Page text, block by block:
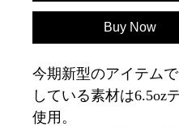
Buy Now
今期新型のアイテム
している素材は6.5oz
使用。